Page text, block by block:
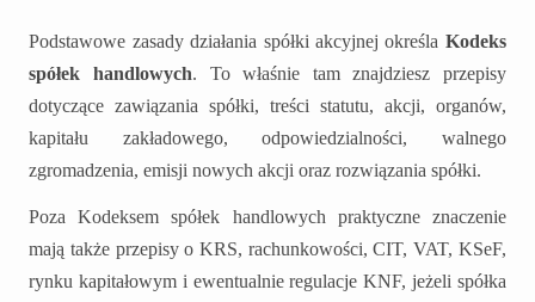
Podstawowe zasady działania spółki akcyjnej określa Kodeks
spółek handlowych. To właśnie tam znajdziesz przepisy
dotyczące zawiązania spółki, treści statutu, akcji, organów,
kapitału zakładowego, odpowiedzialności, walnego
zgromadzenia, emisji nowych akcji oraz rozwiązania spółki.
Poza Kodeksem spółek handlowych praktyczne znaczenie
mają także przepisy o KRS, rachunkowości, CIT, VAT, KSeF,
rynku kapitałowym i ewentualnie regulacje KNF, jeżeli spółka